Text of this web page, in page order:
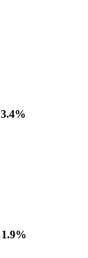
3.4%
1.9%